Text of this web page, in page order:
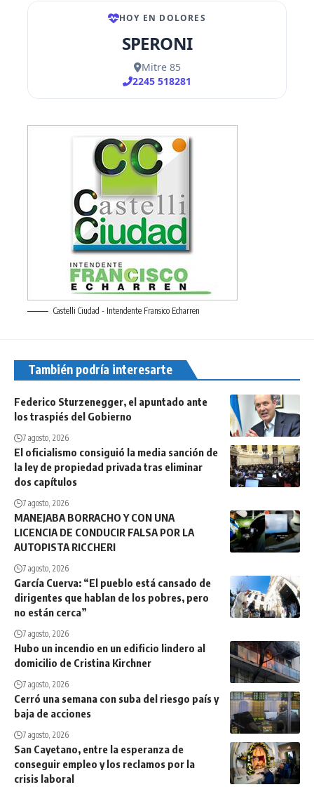
Castelli Ciudad - Intendente Fransico Echarren
También podría interesarte
Federico Sturzenegger, el apuntado ante
los traspiés del Gobierno
7 agosto, 2026
El oficialismo consiguió la media sanción de
la ley de propiedad privada tras eliminar
dos capítulos
7 agosto, 2026
MANEJABA BORRACHO Y CON UNA
LICENCIA DE CONDUCIR FALSA POR LA
AUTOPISTA RICCHERI
7 agosto, 2026
García Cuerva: “El pueblo está cansado de
dirigentes que hablan de los pobres, pero
no están cerca”
7 agosto, 2026
Hubo un incendio en un edificio lindero al
domicilio de Cristina Kirchner
7 agosto, 2026
Cerró una semana con suba del riesgo país y
baja de acciones
7 agosto, 2026
San Cayetano, entre la esperanza de
conseguir empleo y los reclamos por la
crisis laboral